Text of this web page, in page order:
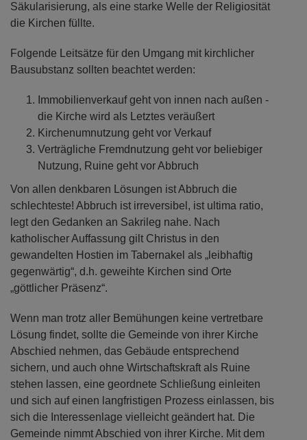
Säkularisierung, als eine starke Welle der Religiosität
die Kirchen füllte.
Folgende Leitsätze für den Umgang mit kirchlicher
Bausubstanz sollten beachtet werden:
Immobilienverkauf geht von innen nach außen -
die Kirche wird als Letztes veräußert
Kirchenumnutzung geht vor Verkauf
Verträgliche Fremdnutzung geht vor beliebiger
Nutzung, Ruine geht vor Abbruch
Von allen denkbaren Lösungen ist Abbruch die
schlechteste! Abbruch ist irreversibel, ist ultima ratio,
legt den Gedanken an Sakrileg nahe. Nach
katholischer Auffassung gilt Christus in den
gewandelten Hostien im Tabernakel als „leibhaftig
gegenwärtig“, d.h. geweihte Kirchen sind Orte
„göttlicher Präsenz“.
Wenn man trotz aller Bemühungen keine vertretbare
Lösung findet, sollte die Gemeinde von ihrer Kirche
Abschied nehmen, das Gebäude entsprechend
sichern, und auch ohne Wirtschaftskraft als Ruine
stehen lassen, eine geordnete Schließung einleiten
und sich auf einen langfristigen Prozess einlassen, bis
sich die Interessenlage vielleicht geändert hat. Die
Gemeinde nimmt Abschied von ihrer Kirche. Mit dem